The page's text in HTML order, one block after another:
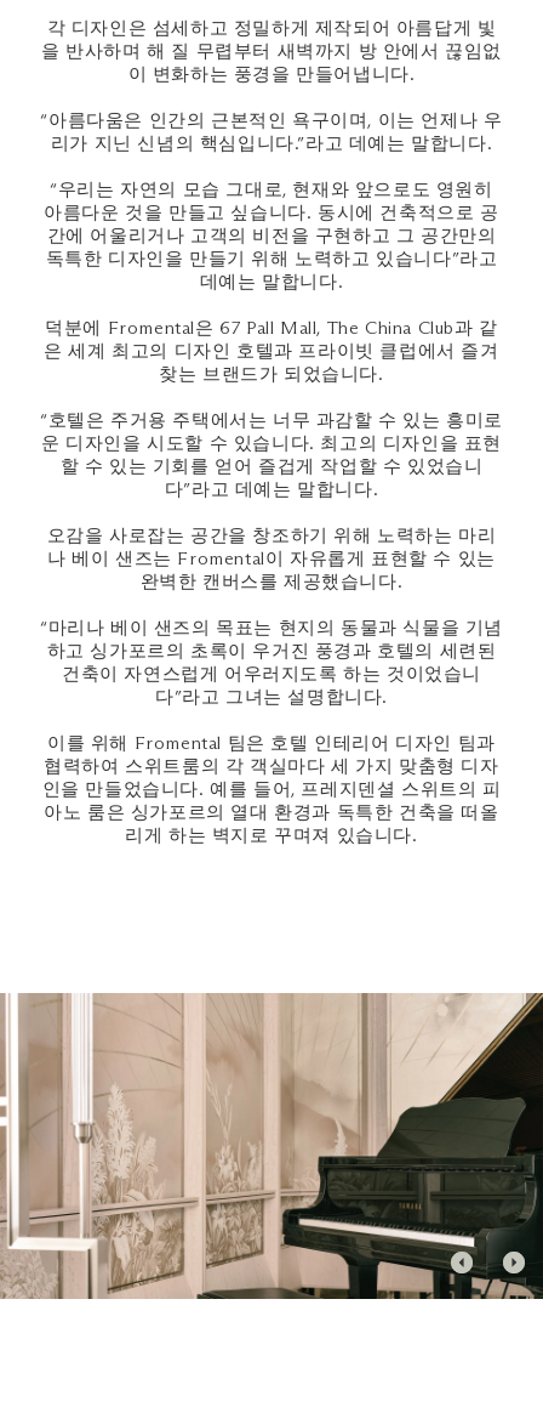
각 디자인은 섬세하고 정밀하게 제작되어 아름답게 빛
을 반사하며 해 질 무렵부터 새벽까지 방 안에서 끊임없
이 변화하는 풍경을 만들어냅니다.
“아름다움은 인간의 근본적인 욕구이며, 이는 언제나 우
리가 지닌 신념의 핵심입니다.”라고 데예는 말합니다.
“우리는 자연의 모습 그대로, 현재와 앞으로도 영원히
아름다운 것을 만들고 싶습니다. 동시에 건축적으로 공
간에 어울리거나 고객의 비전을 구현하고 그 공간만의
독특한 디자인을 만들기 위해 노력하고 있습니다”라고
데예는 말합니다.
덕분에 Fromental은 67 Pall Mall, The China Club과 같
은 세계 최고의 디자인 호텔과 프라이빗 클럽에서 즐겨
찾는 브랜드가 되었습니다.
“호텔은 주거용 주택에서는 너무 과감할 수 있는 흥미로
운 디자인을 시도할 수 있습니다. 최고의 디자인을 표현
할 수 있는 기회를 얻어 즐겁게 작업할 수 있었습니
다”라고 데예는 말합니다.
오감을 사로잡는 공간을 창조하기 위해 노력하는 마리
나 베이 샌즈는 Fromental이 자유롭게 표현할 수 있는
완벽한 캔버스를 제공했습니다.
“마리나 베이 샌즈의 목표는 현지의 동물과 식물을 기념
하고 싱가포르의 초록이 우거진 풍경과 호텔의 세련된
건축이 자연스럽게 어우러지도록 하는 것이었습니
다”라고 그녀는 설명합니다.
이를 위해 Fromental 팀은 호텔 인테리어 디자인 팀과
협력하여 스위트룸의 각 객실마다 세 가지 맞춤형 디자
인을 만들었습니다. 예를 들어, 프레지덴셜 스위트의 피
아노 룸은 싱가포르의 열대 환경과 독특한 건축을 떠올
리게 하는 벽지로 꾸며져 있습니다.